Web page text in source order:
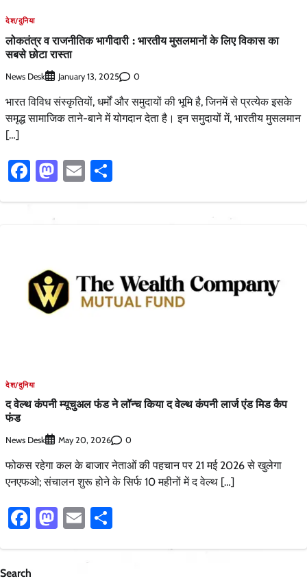
देश/दुनिया
लोकतंत्र व राजनीतिक भागीदारी : भारतीय मुसलमानों के लिए विकास का
सबसे छोटा रास्ता
News Desk January 13, 2025 0
भारत विविध संस्कृतियों, धर्मों और समुदायों की भूमि है, जिनमें से प्रत्येक इसके
समृद्ध सामाजिक ताने-बाने में योगदान देता है। इन समुदायों में, भारतीय मुसलमान
[…]
Facebook
Mastodon
Email
देश/दुनिया
द वेल्थ कंपनी म्यूचुअल फंड ने लॉन्च किया द वेल्थ कंपनी लार्ज एंड मिड कैप
फंड
News Desk May 20, 2026 0
फोकस रहेगा कल के बाजार नेताओं की पहचान पर 21 मई 2026 से खुलेगा
एनएफओ; संचालन शुरू होने के सिर्फ 10 महीनों में द वेल्थ […]
Facebook
Mastodon
Email
Search